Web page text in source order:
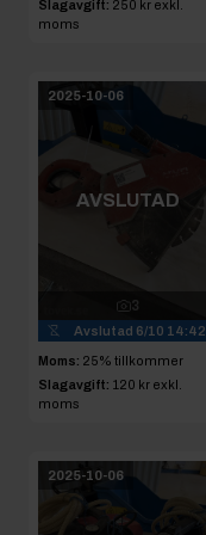
Slagavgift: 250 kr exkl.
moms
2025-10-06
AVSLUTAD
3
Avslutad 6/10 14:42
Moms: 25% tillkommer
Slagavgift: 120 kr exkl.
moms
2025-10-06